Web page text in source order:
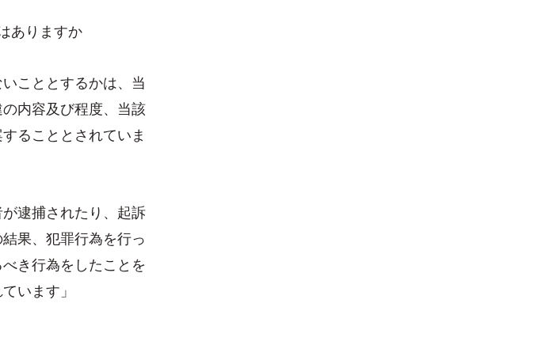
ありますか
こととするかは、当
内容及び程度、当該
ることとされていま
逮捕されたり、起訴
果、犯罪行為を行っ
き行為をしたことを
います」